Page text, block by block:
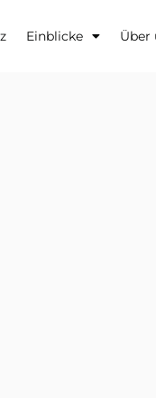
Einblicke Über